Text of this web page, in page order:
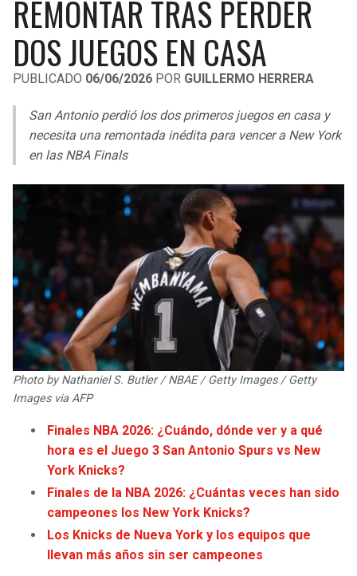
LIGA DE EXPANSIÓN MX
LEAGUES CUP
UEFA EUROPA LEAGUE
UEFA CONFERENCE LEAGUE
MLS
COPA LIBERTADORES
COPA SUDAMERICANA
LIGA BETPLAY
RAIDERS
CHARGERS
RAVENS
TEXANS
COLTS
JAGUARS
COWBOYS
GIANTS
EAGLES
CAVALIERS
PISTONS
PACERS
HEAT
MAGIC
WIZARDS
CLIPPERS
LAKERS
SUNS
REMONTAR TRAS PERDER
DOS JUEGOS EN CASA
PUBLICADO 06/06/2026 POR GUILLERMO HERRERA
San Antonio perdió los dos primeros juegos en casa y
necesita una remontada inédita para vencer a New York
en las NBA Finals
Photo by Nathaniel S. Butler / NBAE / Getty Images / Getty
Images via AFP
Finales NBA 2026: ¿Cuándo, dónde ver y a qué
hora es el Juego 3 San Antonio Spurs vs New
York Knicks?
Finales de la NBA 2026: ¿Cuántas veces han sido
campeones los New York Knicks?
Los Knicks de Nueva York y los equipos que
llevan más años sin ser campeones